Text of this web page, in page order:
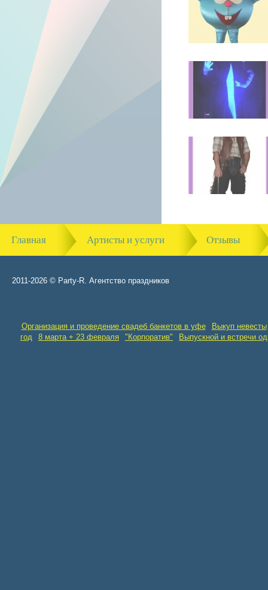
Главная Артисты и услуги Отзывы
2011-2026 © Party-R. Агентство праздников
Организация и проведение свадеб банкетов в уфе
Выкуп невесты
год
8 марта + 23 февраля "Корпоратив" Выпускной и встречи